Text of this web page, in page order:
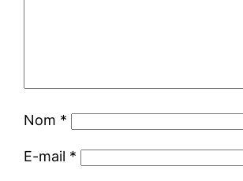
Nom *
E-mail *